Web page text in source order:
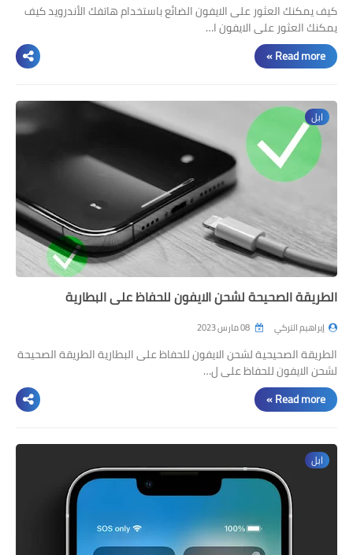
كيف يمكنك العثور على الايفون الضائع باستخدام هاتفك الأندرويد كيف
يمكنك العثور على الايفون ا…
Read more »
ابل
الطريقة الصحيحة لشحن الايفون للحفاظ على البطارية
إبراهيم التركي
الطريقة الصحيحية لشحن الايفون للحفاظ على البطارية الطريقة الصحيحة
لشحن الايفون للحفاظ على ل…
Read more »
ابل